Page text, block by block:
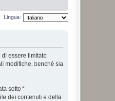
Lingua:
di essere limitato
modifiche, benché sia
sotto “
dei contenuti e della